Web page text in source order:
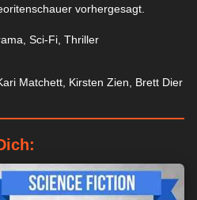
vorhergesagt.
Sci-Fi, Thriller
Matchett, Kirsten Zien, Brett Dier